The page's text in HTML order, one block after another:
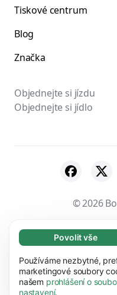
Nezbytné (65)
Nezbytné soubory
naše webové
např. navigaci na
Zjistit více
Preference (17)
Povolit vše
Používáme nezbytné,
marketingové soubory
našem prohlášení o
nastavení.
Tiskové centrum
Blog
Značka
Objednejte si jízdu
Objednejte si jídlo
© 2026
Partneři
Ochrana